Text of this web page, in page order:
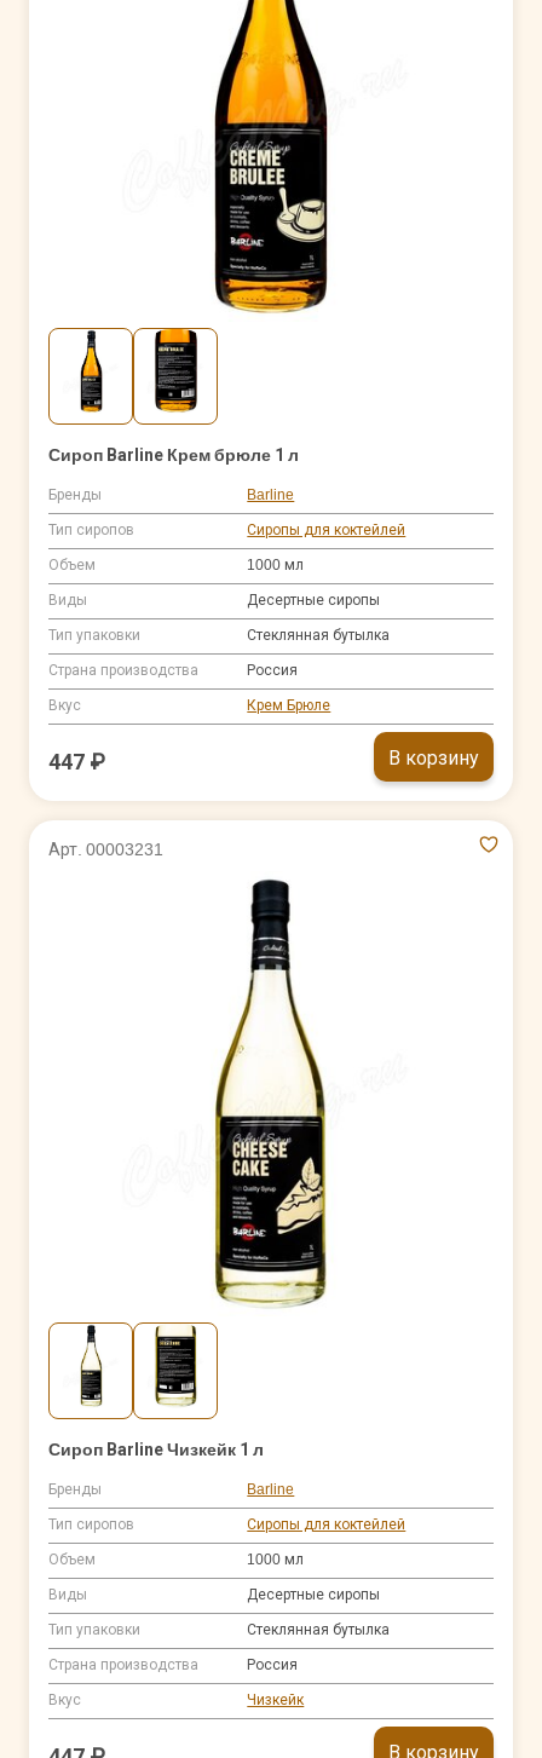
Сироп Barline Крем брюле 1 л
Бренды Barline
Тип сиропов Сиропы для коктейлей
Объем 1000 мл
Виды Десертные сиропы
Тип упаковки Стеклянная бутылка
Страна производства Россия
Вкус Крем Брюле
447 ₽ В корзину
Арт. 00003231
Сироп Barline Чизкейк 1 л
Бренды Barline
Тип сиропов Сиропы для коктейлей
Объем 1000 мл
Виды Десертные сиропы
Тип упаковки Стеклянная бутылка
Страна производства Россия
Вкус Чизкейк
В корзину